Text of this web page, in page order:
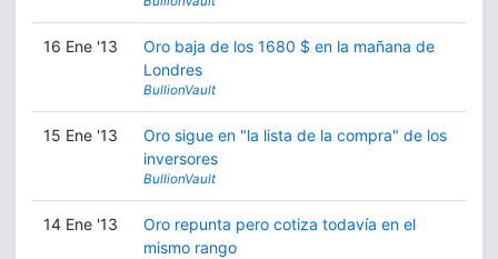
16 Ene '13
Oro baja de los 1680 $ en la mañana de
Londres
BullionVault
15 Ene '13
Oro sigue en "la lista de la compra" de los
inversores
BullionVault
14 Ene '13
Oro repunta pero cotiza todavía en el
mismo rango